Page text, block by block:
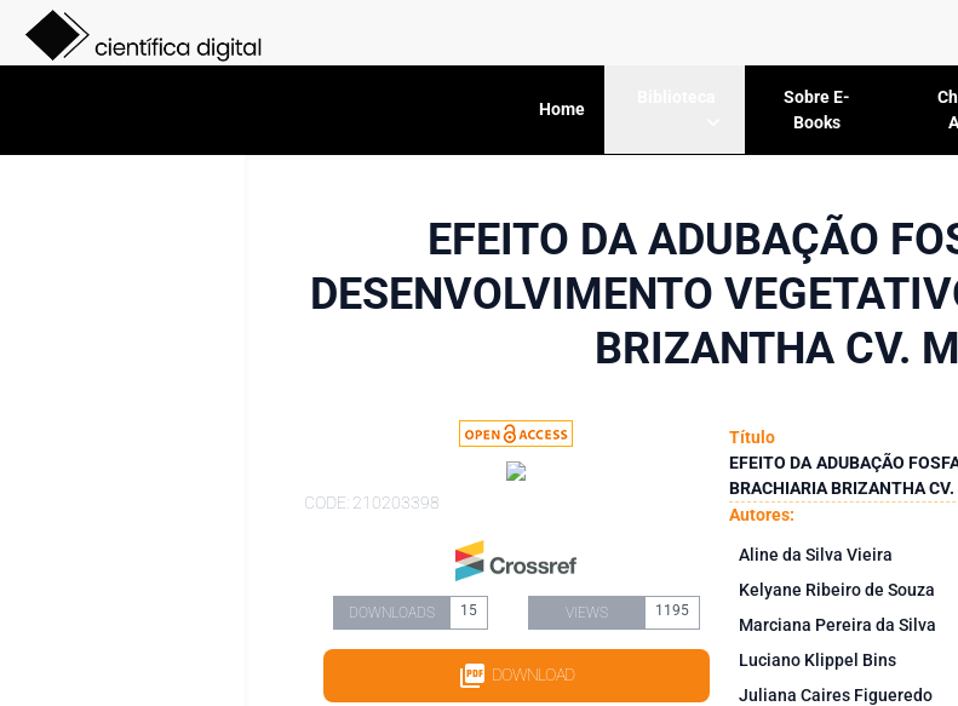
Home
Sobre E-
Books
EFEITO DA ADUBAÇÃO
DESENVOLVIMENTO
BRIZANTHA CV.
CODE: 210203398
DOWNLOADS 15 VIEWS 1195
DOWNLOAD
Título
EFEITO DA ADUBAÇÃO
BRACHIARIA BRIZANTHA
Autores:
Aline da Silva Vieira
Kelyane Ribeiro de Souza
Marciana Pereira da Silva
Luciano Klippel Bins
Juliana Caires Figueredo